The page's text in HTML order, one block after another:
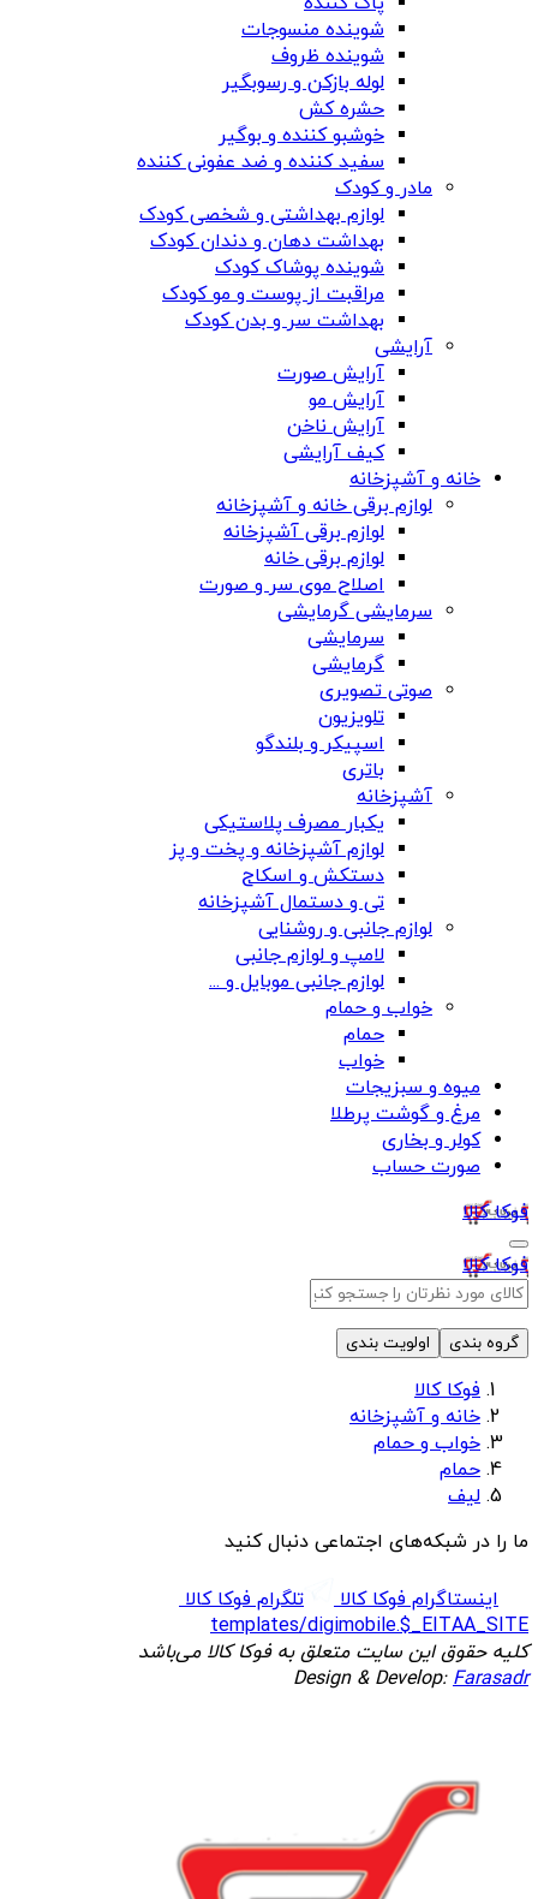
شوینده منسوجات
شوینده ظروف
لوله بازکن و رسوبگیر
حشره کش
خوشبو کننده و بوگیر
سفید کننده و ضد عفونی کننده
مادر و کودک
لوازم بهداشتی و شخصی کودک
بهداشت دهان و دندان کودک
شوینده پوشاک کودک
مراقبت از پوست و مو کودک
بهداشت سر و بدن کودک
آرایشی
آرایش صورت
آرایش مو
آرایش ناخن
کیف آرایشی
خانه و آشپزخانه
لوازم برقی خانه و آشپزخانه
لوازم برقی آشپزخانه
لوازم برقی خانه
اصلاح موی سر و صورت
سرمایشی گرمایشی
سرمایشی
گرمایشی
صوتی تصویری
تلویزیون
اسپیکر و بلندگو
باتری
آشپزخانه
یکبار مصرف پلاستیکی
لوازم آشپزخانه و پخت و پز
دستکش و اسکاج
تی و دستمال آشپزخانه
لوازم جانبی و روشنایی
لامپ و لوازم جانبی
لوازم جانبی موبایل و ...
خواب و حمام
حمام
خواب
میوه و سبزیجات
مرغ و گوشت پرطلا
کولر و بخاری
صورت حساب
فوکا کالا
فوکا کالا
گروه بندی اولویت بندی
فوکا کالا
خانه و آشپزخانه
خواب و حمام
حمام
لیف
ما را در شبکه‌های اجتماعی دنبال کنید
اینستاگرام فوکا کالا
تلگرام فوکا کالا
templates/digimobile.$_EITAA_SITE
کلیه حقوق این سایت متعلق به فوکا کالا می‌باشد
Design & Develop:Farasadr